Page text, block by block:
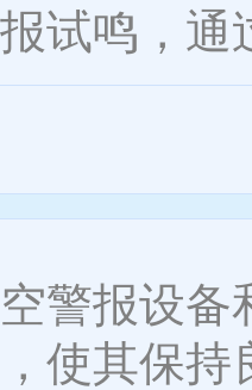
试鸣，
警报设
使其保